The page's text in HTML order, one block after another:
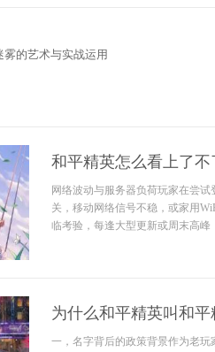
的艺术与实战运用
和平精英怎么看上了
网络波动与服务器负荷玩家在尝
关，移动网络信号不稳，或家用
临考验，每逢大型更新或周末高
为什么和平精英叫和
一，名字背后的政策背景作为老